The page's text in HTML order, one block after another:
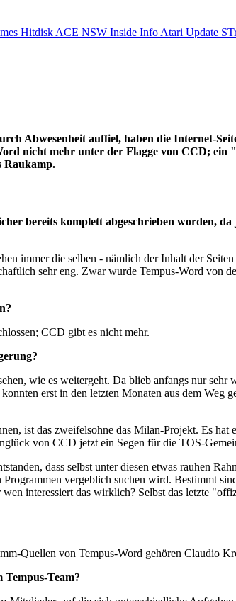
Hitdisk ACE NSW Inside Info Atari Update
Abwesenheit auffiel, haben die Internet-
nicht mehr unter der Flagge von CCD;
Raukamp.
bereits komplett abgeschrieben worden,
immer die selben - nämlich der Inhalt der
sehr eng. Zwar wurde Tempus-Word von
CCD gibt es nicht mehr.
wie es weitergeht. Da blieb anfangs nur
erst in den letzten Monaten aus dem Weg
ist das zweifelsohne das Milan-Projekt. Es
von CCD jetzt ein Segen für die TOS-
dass selbst unter diesen etwas rauhen
vergeblich suchen wird. Bestimmt
interessiert das wirklich? Selbst das letzte
Quellen von Tempus-Word gehören Claudio
Team?